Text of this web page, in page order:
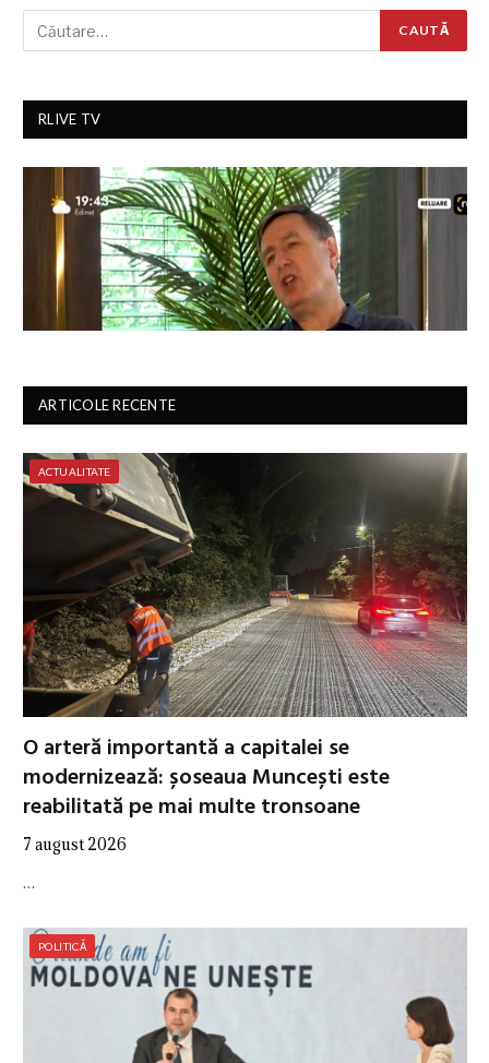
RLIVE TV
ARTICOLE RECENTE
ACTUALITATE
O arteră importantă a capitalei se
modernizează: șoseaua Muncești este
reabilitată pe mai multe tronsoane
7 august 2026
…
POLITICĂ